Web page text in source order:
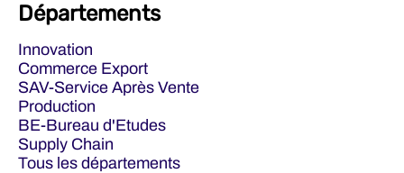
Départements
Innovation
Commerce Export
SAV-Service Après Vente
Production
BE-Bureau d'Etudes
Supply Chain
Tous les départements